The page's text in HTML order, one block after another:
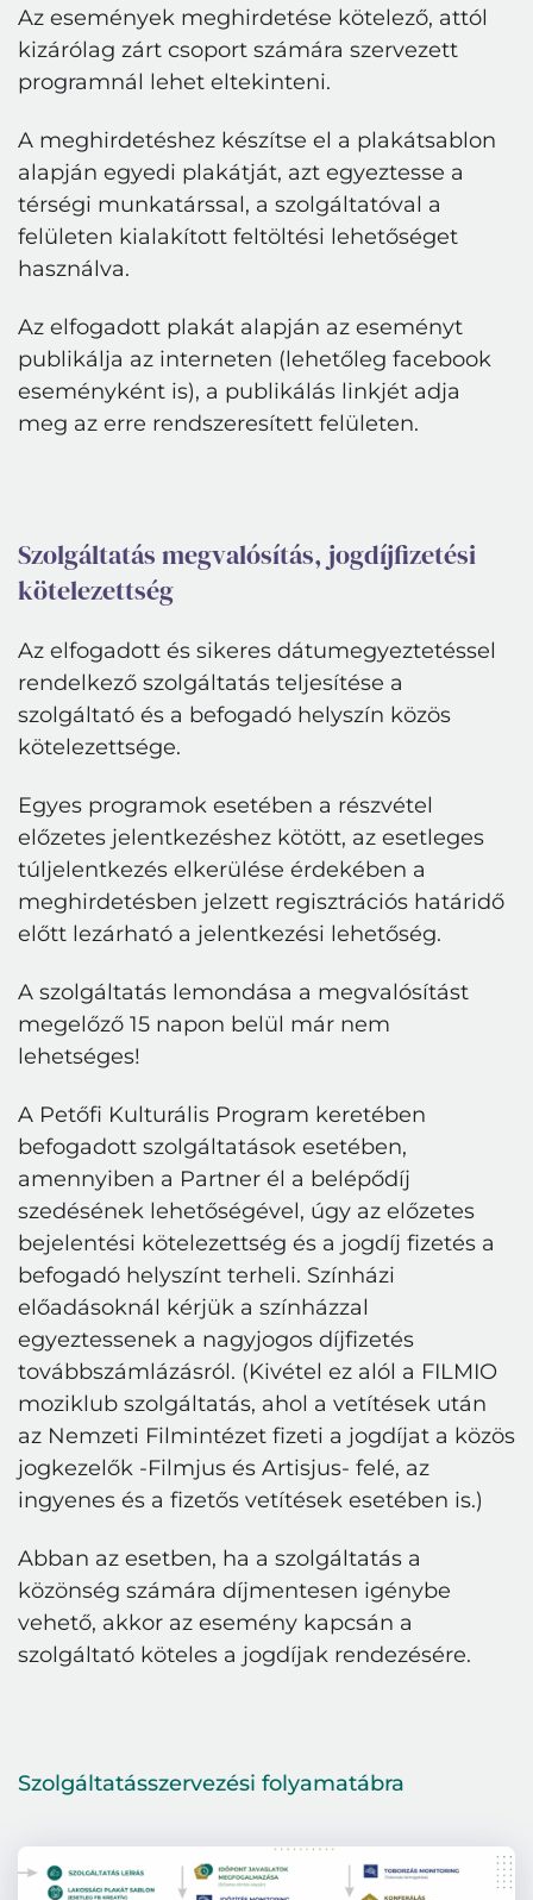
Az események meghirdetése kötelező, attól
kizárólag zárt csoport számára szervezett
programnál lehet eltekinteni.
A meghirdetéshez készítse el a plakátsablon
alapján egyedi plakátját, azt egyeztesse a
térségi munkatárssal, a szolgáltatóval a
felületen kialakított feltöltési lehetőséget
használva.
Az elfogadott plakát alapján az eseményt
publikálja az interneten (lehetőleg facebook
eseményként is), a publikálás linkjét adja
meg az erre rendszeresített felületen.
Szolgáltatás megvalósítás, jogdíjfizetési
kötelezettség
Az elfogadott és sikeres dátumegyeztetéssel
rendelkező szolgáltatás teljesítése a
szolgáltató és a befogadó helyszín közös
kötelezettsége.
Egyes programok esetében a részvétel
előzetes jelentkezéshez kötött, az esetleges
túljelentkezés elkerülése érdekében a
meghirdetésben jelzett regisztrációs határidő
előtt lezárható a jelentkezési lehetőség.
A szolgáltatás lemondása a megvalósítást
megelőző 15 napon belül már nem
lehetséges!
A Petőfi Kulturális Program keretében
befogadott szolgáltatások esetében,
amennyiben a Partner él a belépődíj
szedésének lehetőségével, úgy az előzetes
bejelentési kötelezettség és a jogdíj fizetés a
befogadó helyszínt terheli. Színházi
előadásoknál kérjük a színházzal
egyeztessenek a nagyjogos díjfizetés
továbbszámlázásról. (Kivétel ez alól a FILMIO
moziklub szolgáltatás, ahol a vetítések után
az Nemzeti Filmintézet fizeti a jogdíjat a közös
jogkezelők -Filmjus és Artisjus- felé, az
ingyenes és a fizetős vetítések esetében is.)
Abban az esetben, ha a szolgáltatás a
közönség számára díjmentesen igénybe
vehető, akkor az esemény kapcsán a
szolgáltató köteles a jogdíjak rendezésére.
Szolgáltatásszervezési folyamatábra